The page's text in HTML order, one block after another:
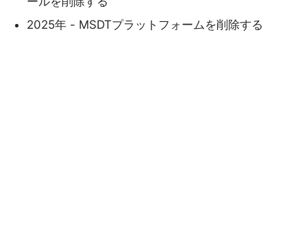
2025年 - MSDTプラットフォームを削除する